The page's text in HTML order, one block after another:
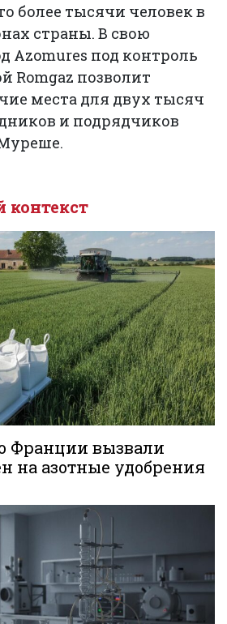
более тысячи человек в
страны. В свою
Azomures под контроль
Romgaz позволит
места для двух тысяч
и подрядчиков
контекст
Франции вызвали
на азотные удобрения